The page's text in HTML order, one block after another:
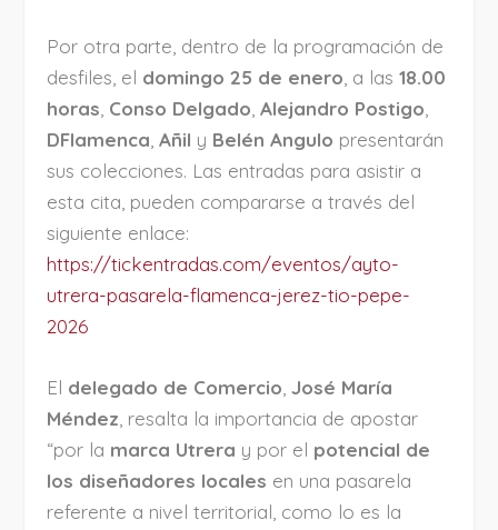
Por otra parte, dentro de la programación de
desfiles, el domingo 25 de enero , a las18.00
horas Conso Delgado ,Alejandro Postigo
DFlamenca ,Añil y Belén Angulo presentarán
sus colecciones. Las entradas para asistir a
esta cita, pueden compararse a través del
siguiente enlace:
https://tickentradas.com/eventos/ayto-
utrera-pasarela-flamenca-jerez-tio-pepe-
2026
El delegado de Comercio ,José María
Méndez , resalta la importancia de apostar
“por la marca Utrera y por el potencial de
los diseñadores locales en una pasarela
referente a nivel territorial, como lo es la